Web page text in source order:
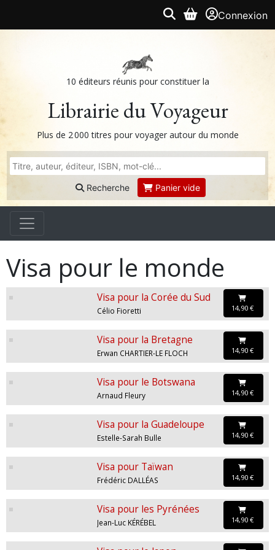
Connexion
10 éditeurs réunis pour constituer la
Librairie du Voyageur
Plus de 2 000 titres pour voyager autour du monde
Recherche Panier vide
Visa pour le monde
Visa pour la Corée du Sud
Célio Fioretti 14,90 €
Visa pour la Bretagne
Erwan CHARTIER-LE FLOCH 14,90 €
Visa pour le Botswana
Arnaud Fleury 14,90 €
Visa pour la Guadeloupe
Estelle-Sarah Bulle 14,90 €
Visa pour Taïwan
Frédéric DALLÉAS 14,90 €
Visa pour les Pyrénées
Jean-Luc KÉRÉBEL 14,90 €